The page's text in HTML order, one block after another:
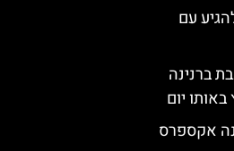
עם
ברנינה
יום
אקספרס